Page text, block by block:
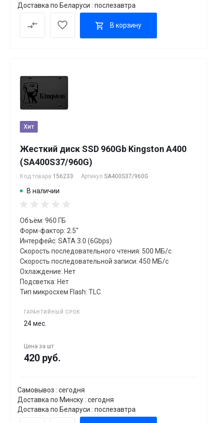
Доставка по Беларуси : послезавтра
В корзину
Хит
Жесткий диск SSD 960Gb Kingston A400
(SA400S37/960G)
Код товара 156233 Артикул SA400S37/960G
В наличии
Объём: 960 ГБ
Форм-фактор: 2.5"
Интерфейс: SATA 3.0 (6Gbps)
Скорость последовательного чтения: 500 МБ/с
Скорость последовательной записи: 450 МБ/с
Охлаждение: Нет
Подсветка: Нет
Тип микросхем Flash: TLC
ГАРАНТИЙНЫЙ СРОК
24 мес.
Цена за шт
420 руб.
Самовывоз : сегодня
Доставка по Минску : сегодня
Доставка по Беларуси : послезавтра